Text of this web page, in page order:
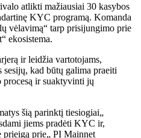
atlikti mažiausiai 30 kasybos
KYC programą. Komanda
vėlavimą“ tarp prisijungimo prie
ekosistema.
ir leidžia vartotojams,
kad būtų galima praeiti
ir suaktyvinti jų
šią parinktį tiesiogiai„
jiems pradėti KYC ir,
prie„ PI Mainnet